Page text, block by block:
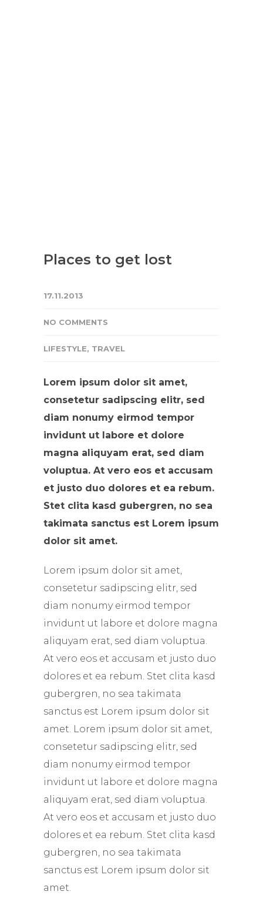
Places to get lost
17.11.2013
NO COMMENTS
LIFESTYLE, TRAVEL
Lorem ipsum dolor sit amet,
consetetur sadipscing elitr, sed
diam nonumy eirmod tempor
invidunt ut labore et dolore
magna aliquyam erat, sed diam
voluptua. At vero eos et accusam
et justo duo dolores et ea rebum.
Stet clita kasd gubergren, no sea
takimata sanctus est Lorem ipsum
dolor sit amet.
Lorem ipsum dolor sit amet,
consetetur sadipscing elitr, sed
diam nonumy eirmod tempor
invidunt ut labore et dolore magna
aliquyam erat, sed diam voluptua.
At vero eos et accusam et justo duo
dolores et ea rebum. Stet clita kasd
gubergren, no sea takimata
sanctus est Lorem ipsum dolor sit
amet. Lorem ipsum dolor sit amet,
consetetur sadipscing elitr, sed
diam nonumy eirmod tempor
invidunt ut labore et dolore magna
aliquyam erat, sed diam voluptua.
At vero eos et accusam et justo duo
dolores et ea rebum. Stet clita kasd
gubergren, no sea takimata
sanctus est Lorem ipsum dolor sit
amet.